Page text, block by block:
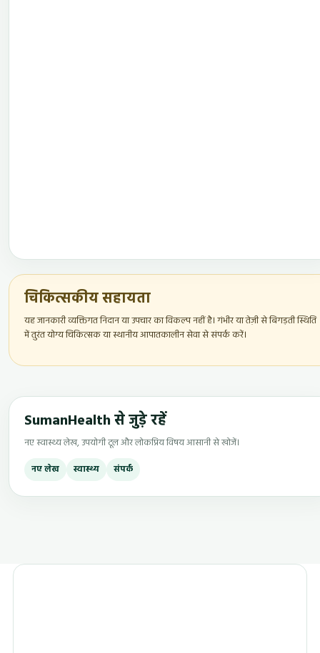
चिकित्सकीय सहायता
यह जानकारी व्यक्तिगत निदान या उपचार का विकल्प नहीं है। गंभीर या तेज़ी से बिगड़ती स्थिति
में तुरंत योग्य चिकित्सक या स्थानीय आपातकालीन सेवा से संपर्क करें।
SumanHealth से जुड़े रहें
नए स्वास्थ्य लेख, उपयोगी टूल और लोकप्रिय विषय आसानी से खोजें।
नए लेख स्वास्थ्य संपर्क